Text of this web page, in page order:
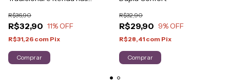
R$32,90
R$36,90
11% OFF
R$31,26 com Pix
Comprar
R$29,90
R$32,90
9% OFF
R$28,41 com Pix
Comprar